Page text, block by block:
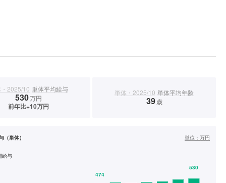
・2025/10 単体平均給与
530万円
前年比+10万円
単体・2025/10 単体平均年齢
39 歳
（単体） 単位： 万円
給与